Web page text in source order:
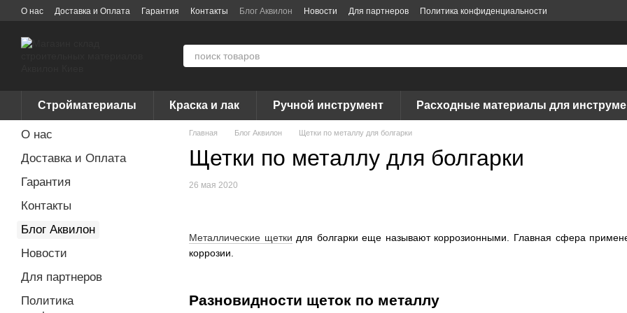
Перейти к основному контенту
О нас Доставка и Оплата Гарантия Контакты Блог Аквилон Новости Для партнеров
Политика конфиденциальности
Стройматериалы Краска и лак Ручной инструмент Расходные материалы для
Главная Блог Аквилон Щетки по металлу для болгарки
Щетки по металлу для болгарки
26 мая 2020
Металлические щетки для болгарки еще называют коррозионными. Главная сфера
коррозии.
Разновидности щеток по металлу
О нас
Доставка и Оплата
Гарантия
Контакты
Блог Аквилон
Новости
Для партнеров
Политика